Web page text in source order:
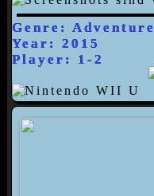
Genre: Adventure
Year: 2015
Player: 1-2